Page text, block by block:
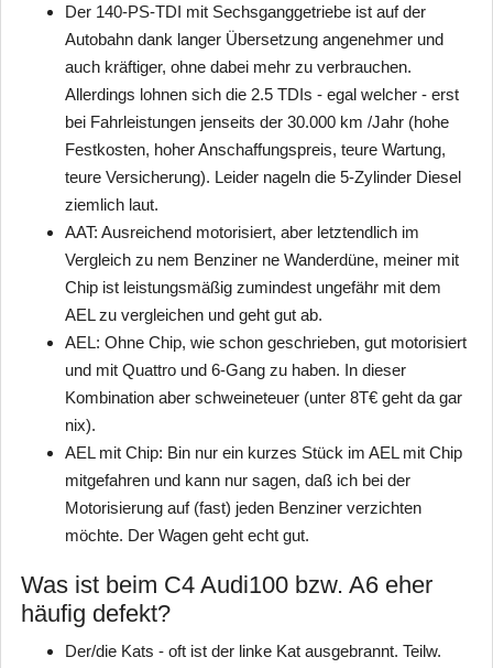
Der 140-PS-TDI mit Sechsganggetriebe ist auf der
Autobahn dank langer Übersetzung angenehmer und
auch kräftiger, ohne dabei mehr zu verbrauchen.
Allerdings lohnen sich die 2.5 TDIs - egal welcher - erst
bei Fahrleistungen jenseits der 30.000 km /Jahr (hohe
Festkosten, hoher Anschaffungspreis, teure Wartung,
teure Versicherung). Leider nageln die 5-Zylinder Diesel
ziemlich laut.
AAT: Ausreichend motorisiert, aber letztendlich im
Vergleich zu nem Benziner ne Wanderdüne, meiner mit
Chip ist leistungsmäßig zumindest ungefähr mit dem
AEL zu vergleichen und geht gut ab.
AEL: Ohne Chip, wie schon geschrieben, gut motorisiert
und mit Quattro und 6-Gang zu haben. In dieser
Kombination aber schweineteuer (unter 8T€ geht da gar
nix).
AEL mit Chip: Bin nur ein kurzes Stück im AEL mit Chip
mitgefahren und kann nur sagen, daß ich bei der
Motorisierung auf (fast) jeden Benziner verzichten
möchte. Der Wagen geht echt gut.
Was ist beim C4 Audi100 bzw. A6 eher
häufig defekt?
Der/die Kats - oft ist der linke Kat ausgebrannt. Teilw.